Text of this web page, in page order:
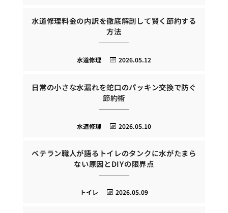
水道修理料金の内訳を徹底解剖して賢く節約する
方法
2026.05.12
水道修理
日常の小さな水漏れを蛇口のパッキン交換で防ぐ
節約術
2026.05.10
水道修理
ベテラン職人が語るトイレのタンクに水がたまら
ない原因とDIYの限界点
2026.05.09
トイレ